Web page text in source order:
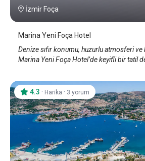
İzmir Foça
Marina Yeni Foça Hotel
Denize sıfır konumu, huzurlu atmosferi
Marina Yeni Foça Hotel’de keyifli bir tatil
4.3 · Harika · 3 yorum